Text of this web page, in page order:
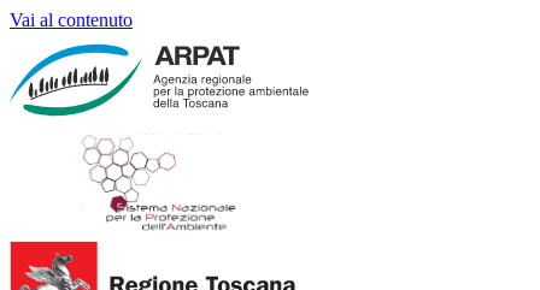
Vai al contenuto